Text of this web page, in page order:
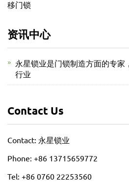
移门锁
资讯中心
永星锁业是门锁制造方面的专家
行业
Contact Us
Contact: 永星锁业
Phone: +86 13715659772
Tel: +86 0760 22253560